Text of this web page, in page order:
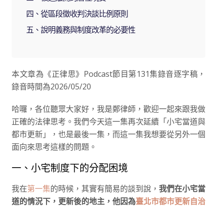
四、從區段徵收判決談比例原則
五、說明義務與制度改革的必要性
本文章為《正律思》Podcast節目第131集錄音逐字稿，
錄音時間為2026/05/20
哈囉，各位聽眾大家好，我是鄭律師，歡迎一起來跟我做
正確的法律思考。我們今天這一集再次延續「小宅當道與
都市更新」，也是最後一集，而這一集我想要從另外一個
面向來思考這樣的問題。
一、小宅制度下的分配困境
我在第一集的時候，其實有簡易的談到說， 我們在小宅當
道的情況下，更新後的地主，他因為臺北市都市更新自治